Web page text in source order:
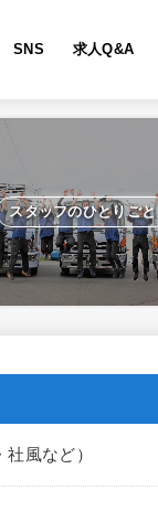
SNS 求人Q&A
スタッフのひとりごと
風など）